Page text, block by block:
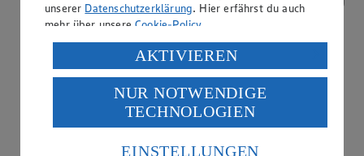
unserer Datenschutzerklärung. Hier erfährst du auch
mehr über unsereCookie-Policy.
Verarbeitung deiner personenbezogenen Daten in den
USA durch Facebook und YouTube:
Wenn du auf „Aktivieren“ klickst, willigst du im Sinne
des Art. 49 Abs. 1 Satz 1 lit. a) DSGVO ein, dass deine
Daten in den USA verarbeitet werden. Der EuGH sieht
die USA als Land mit einem nach europäischen
AKTIVIEREN
NUR NOTWENDIGE
TECHNOLOGIEN
EINSTELLUNGEN